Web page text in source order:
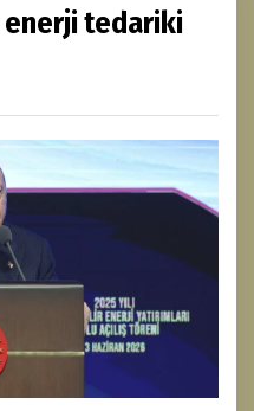
tedariki